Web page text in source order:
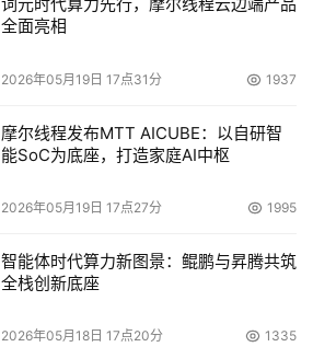
词元时代算力先行，摩尔线程云边端产品
全面亮相
2026年05月19日 17点31分 1937
摩尔线程发布MTT AICUBE：以自研智
能SoC为底座，打造家庭AI中枢
2026年05月19日 17点27分 1995
智能体时代算力新图景：鲲鹏与昇腾共筑
全栈创新底座
2026年05月18日 17点20分 1335